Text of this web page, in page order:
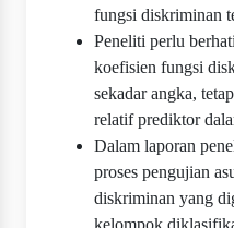
fungsi diskriminan
Peneliti perlu
koefisien fungsi
sekadar angka,
relatif prediktor
Dalam laporan
proses pengujian
diskriminan yang